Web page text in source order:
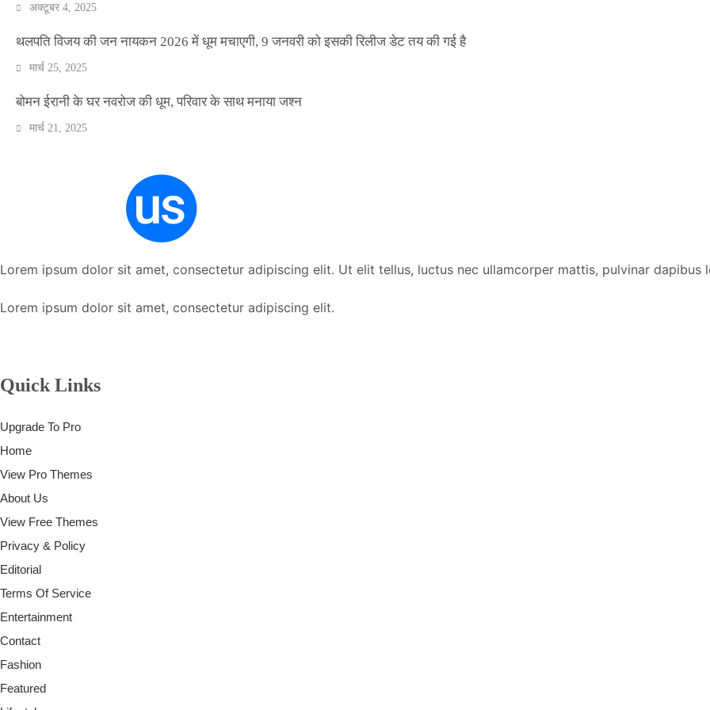
अक्टूबर 4, 2025
थलपति विजय की जन नायकन 2026 में धूम मचाएगी, 9 जनवरी को इसकी रिलीज डेट तय की गई है
मार्च 25, 2025
बोमन ईरानी के घर नवरोज की धूम, परिवार के साथ मनाया जश्न
मार्च 21, 2025
Lorem ipsum dolor sit amet, consectetur adipiscing elit. Ut elit tellus, luctus nec ullamcorper mattis, pulvinar dapibus
Lorem ipsum dolor sit amet, consectetur adipiscing elit.
Quick Links
Upgrade To Pro
Home
View Pro Themes
About Us
View Free Themes
Privacy & Policy
Editorial
Terms Of Service
Entertainment
Contact
Fashion
Featured